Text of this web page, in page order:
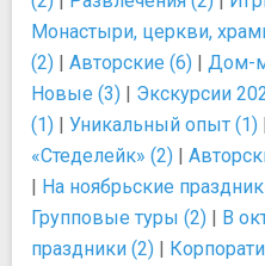
Монастыри, церкви,
(2) | Авторские (6) | Дом-
Новые (3) | Экскурсии
(1) | Уникальный опыт (1) |
«Стеделейк» (2) |
| На ноябрьские
Групповые туры (2) | В
праздники (2) |